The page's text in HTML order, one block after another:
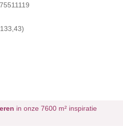
in onze 7600 m² inspiratie